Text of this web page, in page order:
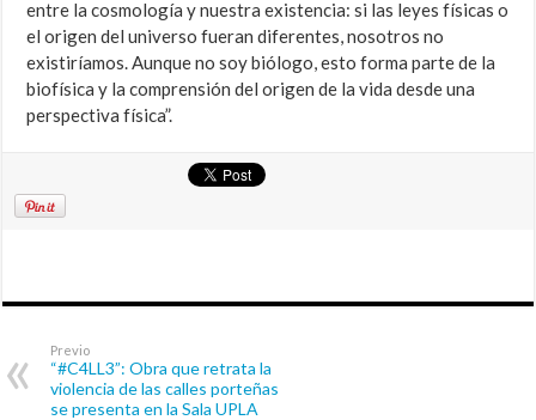
entre la cosmología y nuestra existencia: si las leyes físicas o
el origen del universo fueran diferentes, nosotros no
existiríamos. Aunque no soy biólogo, esto forma parte de la
biofísica y la comprensión del origen de la vida desde una
perspectiva física”.
Previo
“#C4LL3”: Obra que retrata la
violencia de las calles porteñas
se presenta en la Sala UPLA